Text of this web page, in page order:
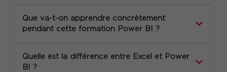
Que va-t-on apprendre concrètement
pendant cette formation Power BI ?
Quelle est la différence entre Excel et Power
BI ?